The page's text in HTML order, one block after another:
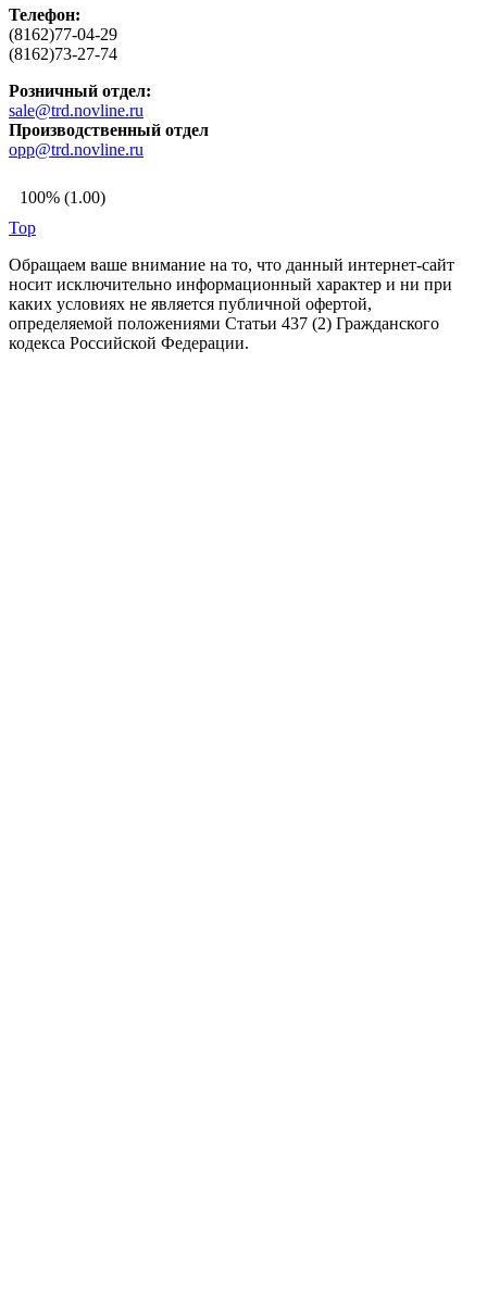
Телефон:
(8162)77-04-29
(8162)73-27-74
Розничный отдел:
sale@trd.novline.ru
Производственный отдел
opp@trd.novline.ru
100% (1.00)
Top
Обращаем ваше внимание на то, что данный интернет-сайт
носит исключительно информационный характер и ни при
каких условиях не является публичной офертой,
определяемой положениями Статьи 437 (2) Гражданского
кодекса Российской Федерации.